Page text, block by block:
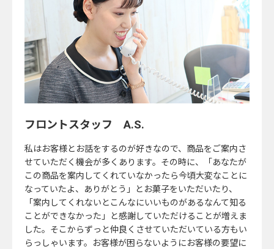
フロントスタッフ A.S.
私はお客様とお話をするのが好きなので、商品をご案内さ
せていただく機会が多くあります。その時に、「あなたが
この商品を案内してくれていなかったら今頃大変なことに
なっていたよ、ありがとう」とお菓子をいただいたり、
「案内してくれないとこんなにいいものがあるなんて知る
ことができなかった」と感謝していただけることが増えま
した。そこからずっと仲良くさせていただいている方もい
らっしゃいます。お客様が困らないようにお客様の要望に